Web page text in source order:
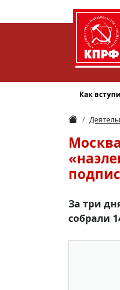
Как
За три
собрали